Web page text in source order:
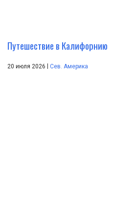
Путешествие в Калифорнию
20 июля 2026 | Сев. Америка